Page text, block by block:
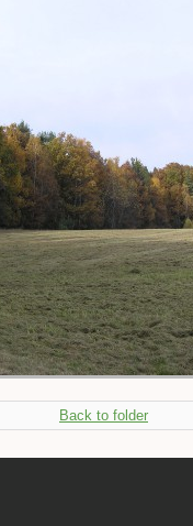
Back to folder